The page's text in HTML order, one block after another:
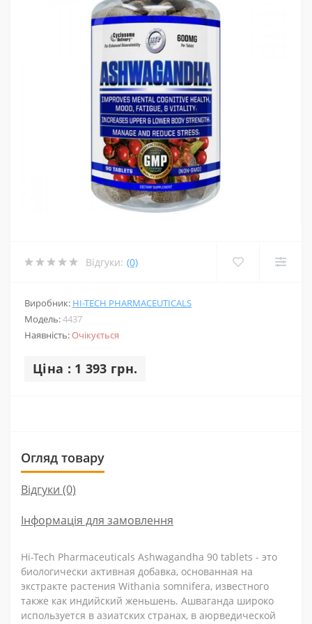
Відгуки: (0)
Виробник: HI-TECH PHARMACEUTICALS
Модель:4437
Наявність:Очікується
Ціна : 1 393 грн.
Огляд товару
Відгуки (0)
Інформація для замовлення
Hi-Tech Pharmaceuticals Ashwagandha 90 tablets - это
биологически активная добавка, основанная на
экстракте растения Withania somnifera, известного
также как индийский женьшень. Ашваганда широко
используется в азиатских странах, в аюрведической